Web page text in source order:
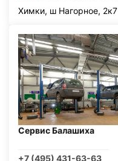
Химки, ш Нагорное, 2к7
Сервис Балашиха
+7 (495) 431-63-63